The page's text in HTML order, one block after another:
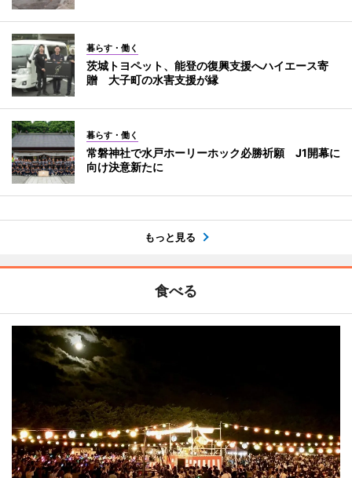
暮らす・働く
茨城トヨペット、能登の復興支援へハイエース寄
贈 大子町の水害支援が縁
暮らす・働く
常磐神社で水戸ホーリーホック必勝祈願 J1開幕に
向け決意新たに
もっと見る
食べる